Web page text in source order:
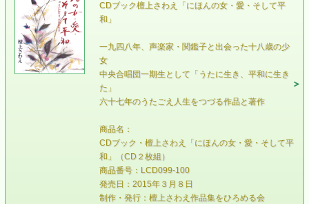
CDブック檀上さわえ「にほんの女・愛・そして平
和」
一九四八年、声楽家・関鑑子と出会った十八歳の少
女
中央合唱団一期生として「うたに生き、平和に生き
た」
六十七年のうたごえ人生をつづる作品と著作
商品名：
CDブック・檀上さわえ「にほんの女・愛・そして平
和」（CD２枚組）
商品番号：LCD099-100
発売日：2015年３月８日
制作・発行：檀上さわえ作品集をひろめる会